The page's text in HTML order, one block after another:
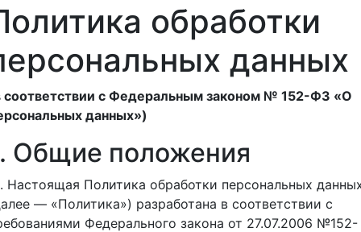
обработки
данных
соответствии с Федеральным законом № 152-ФЗ «О
данных»)
Общие положения
Настоящая Политика обработки персональных
— «Политика») разработана в соответствии с
Федерального закона от 27.07.2006 №152-